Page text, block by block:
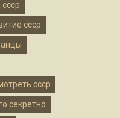
ссср
ссср
секретно